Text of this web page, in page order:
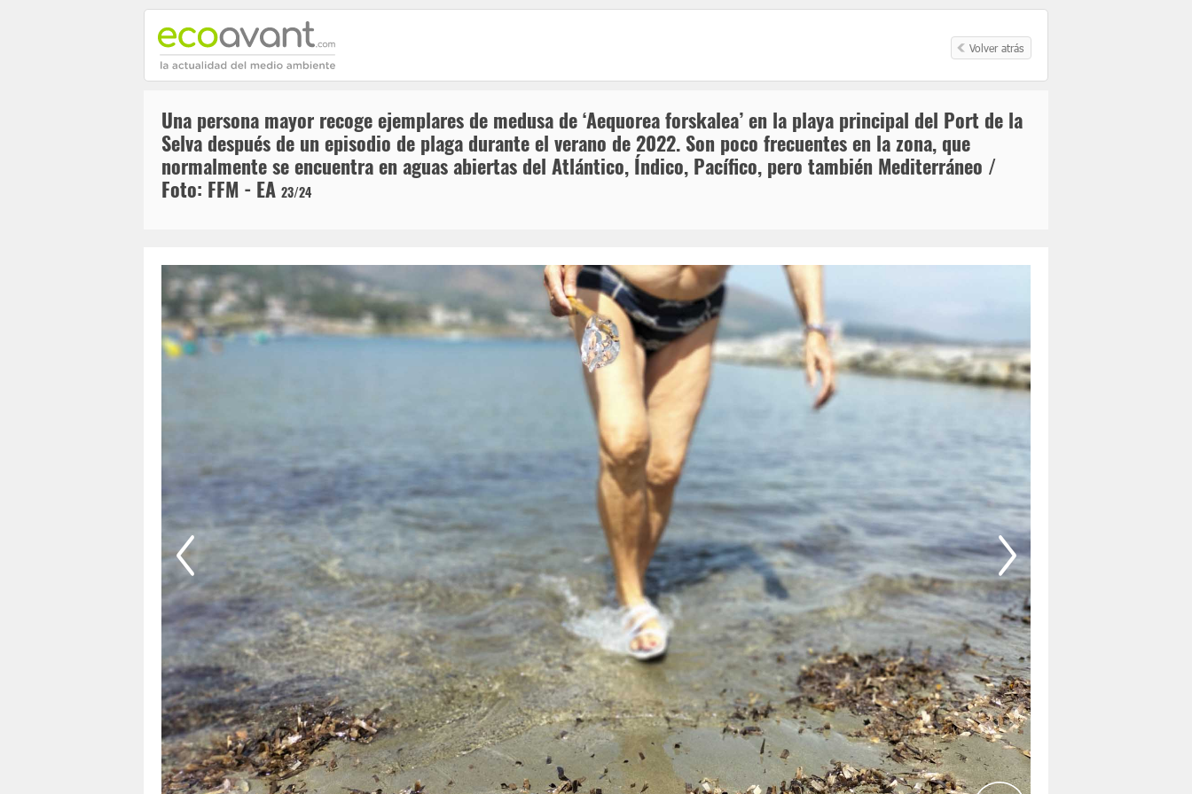
Volver atrás
Una persona mayor recoge ejemplares de medusa de ‘Aequorea forskalea’ en la playa principal del Port de la
Selva después de un episodio de plaga durante el verano de 2022. Son poco frecuentes en la zona, que
normalmente se encuentra en aguas abiertas del Atlántico, Índico, Pacífico, pero también Mediterráneo /
Foto: FFM - EA 23/24